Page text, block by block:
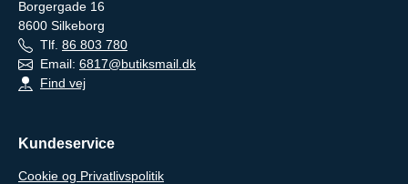
Borgergade 16
8600 Silkeborg
Tlf. 86 803 780
Email: 6817@butiksmail.dk
Find vej
Kundeservice
Cookie og Privatlivspolitik